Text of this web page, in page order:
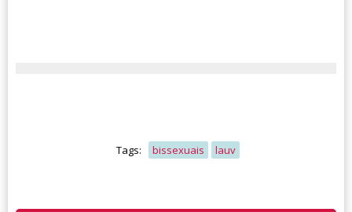
Tags: bissexuais lauv